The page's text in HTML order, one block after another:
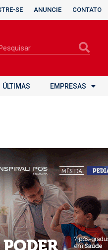
SE ANUNCIE CONTATO
ÚLTIMAS EMPRESAS